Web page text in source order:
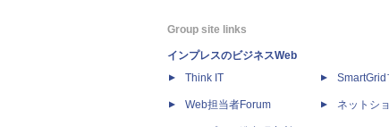
Group site links
インプレスのビジネスWeb
Think IT
Web担当者Forum
SmartGrid
ネットシ